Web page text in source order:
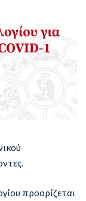
προορίζεται